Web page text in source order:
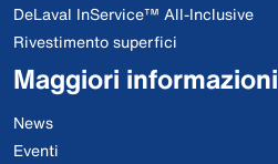
DeLaval InService™ All-Inclusive
Rivestimento superfici
Maggiori informazioni
News
Eventi